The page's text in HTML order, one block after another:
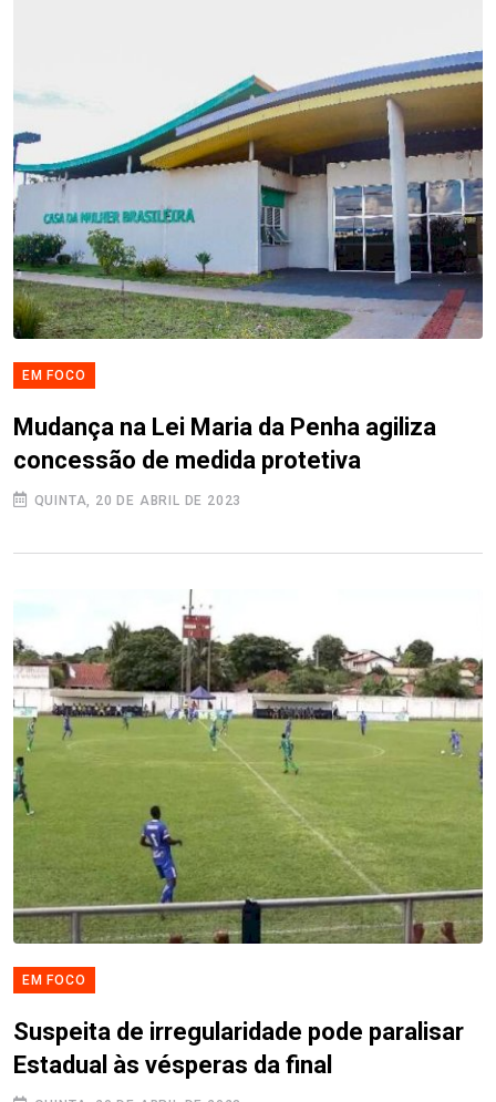
EM FOCO
Mudança na Lei Maria da Penha agiliza
concessão de medida protetiva
QUINTA, 20 DE ABRIL DE 2023
EM FOCO
Suspeita de irregularidade pode paralisar
Estadual às vésperas da final